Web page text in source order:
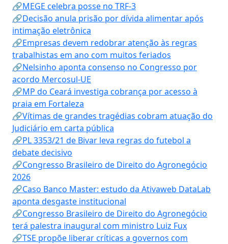
🔗MEGE celebra posse no TRF-3
🔗Decisão anula prisão por dívida alimentar após
intimação eletrônica
🔗Empresas devem redobrar atenção às regras
trabalhistas em ano com muitos feriados
🔗Nelsinho aponta consenso no Congresso por
acordo Mercosul-UE
🔗MP do Ceará investiga cobrança por acesso à
praia em Fortaleza
🔗Vítimas de grandes tragédias cobram atuação do
Judiciário em carta pública
🔗PL 3353/21 de Bivar leva regras do futebol a
debate decisivo
🔗Congresso Brasileiro de Direito do Agronegócio
2026
🔗Caso Banco Master: estudo da Ativaweb DataLab
aponta desgaste institucional
🔗Congresso Brasileiro de Direito do Agronegócio
terá palestra inaugural com ministro Luiz Fux
🔗TSE propõe liberar críticas a governos com